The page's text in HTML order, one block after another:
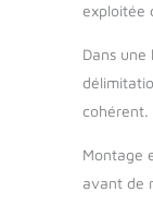
exploitée
Dans
cohérent.
Montage
avant de